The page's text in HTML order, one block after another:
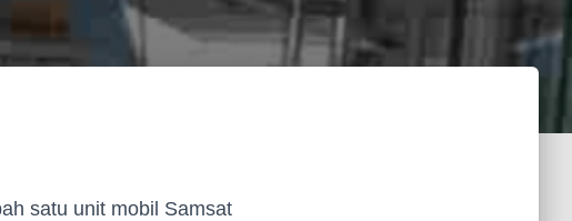
satu unit mobil Samsat